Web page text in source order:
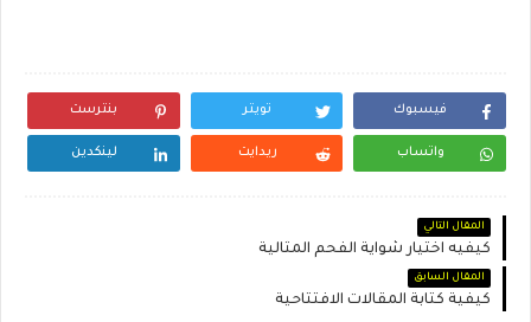
فيسبوك تويتر بنترست
واتساب ريدايت لينكدين
المقال التالي
كيفيه اختيار شواية الفحم المثالية
المقال السابق
كيفية كتابة المقالات الافتتاحية